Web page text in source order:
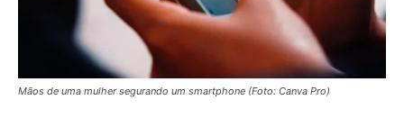
Mãos de uma mulher segurando um smartphone (Foto: Canva Pro)